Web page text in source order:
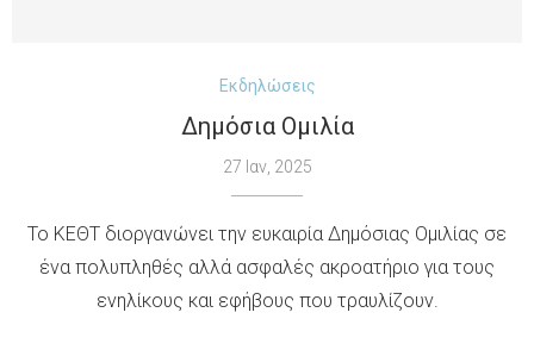
Εκδηλώσεις
Δημόσια Ομιλία
27 Ιαν, 2025
Το ΚΕΘΤ διοργανώνει την ευκαιρία Δημόσιας Ομιλίας σε
ένα πολυπληθές αλλά ασφαλές ακροατήριο για τους
ενηλίκους και εφήβους που τραυλίζουν.